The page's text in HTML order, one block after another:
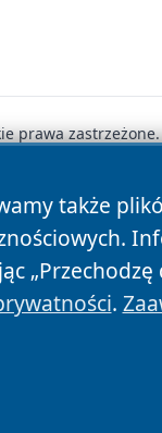
także
.
prawa zastrzeżone.
Polityka